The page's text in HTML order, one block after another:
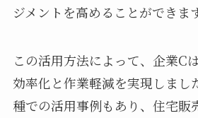
ジメントを高めることができます
この活用方法によって、企業C
効率化と作業軽減を実現しまし
種での活用事例もあり、住宅販